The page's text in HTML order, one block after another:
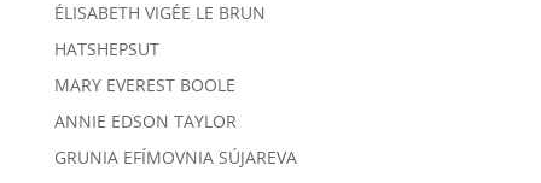
ÉLISABETH VIGÉE LE BRUN
HATSHEPSUT
MARY EVEREST BOOLE
ANNIE EDSON TAYLOR
GRUNIA EFÍMOVNIA SÚJAREVA